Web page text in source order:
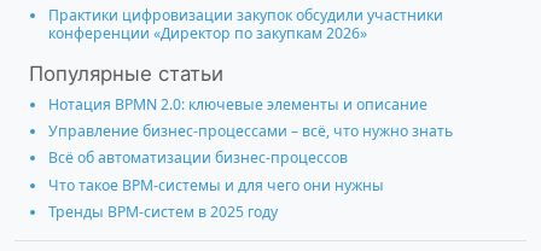
Практики цифровизации закупок обсудили участники
конференции «Директор по закупкам 2026»
Популярные статьи
Нотация BPMN 2.0: ключевые элементы и описание
Управление бизнес-процессами – всё, что нужно знать
Всё об автоматизации бизнес-процессов
Что такое BPM-системы и для чего они нужны
Тренды BPM-систем в 2025 году